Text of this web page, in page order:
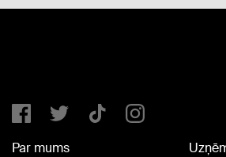
Par mums